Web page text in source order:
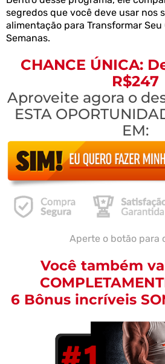
segredos que você deve usar nos
alimentação para Transformar
Semanas.
CHANCE ÚNICA:
R$247
Aproveite agora o
ESTA
EM:
Aperte o botão para
Você também
6 Bônus incríveis